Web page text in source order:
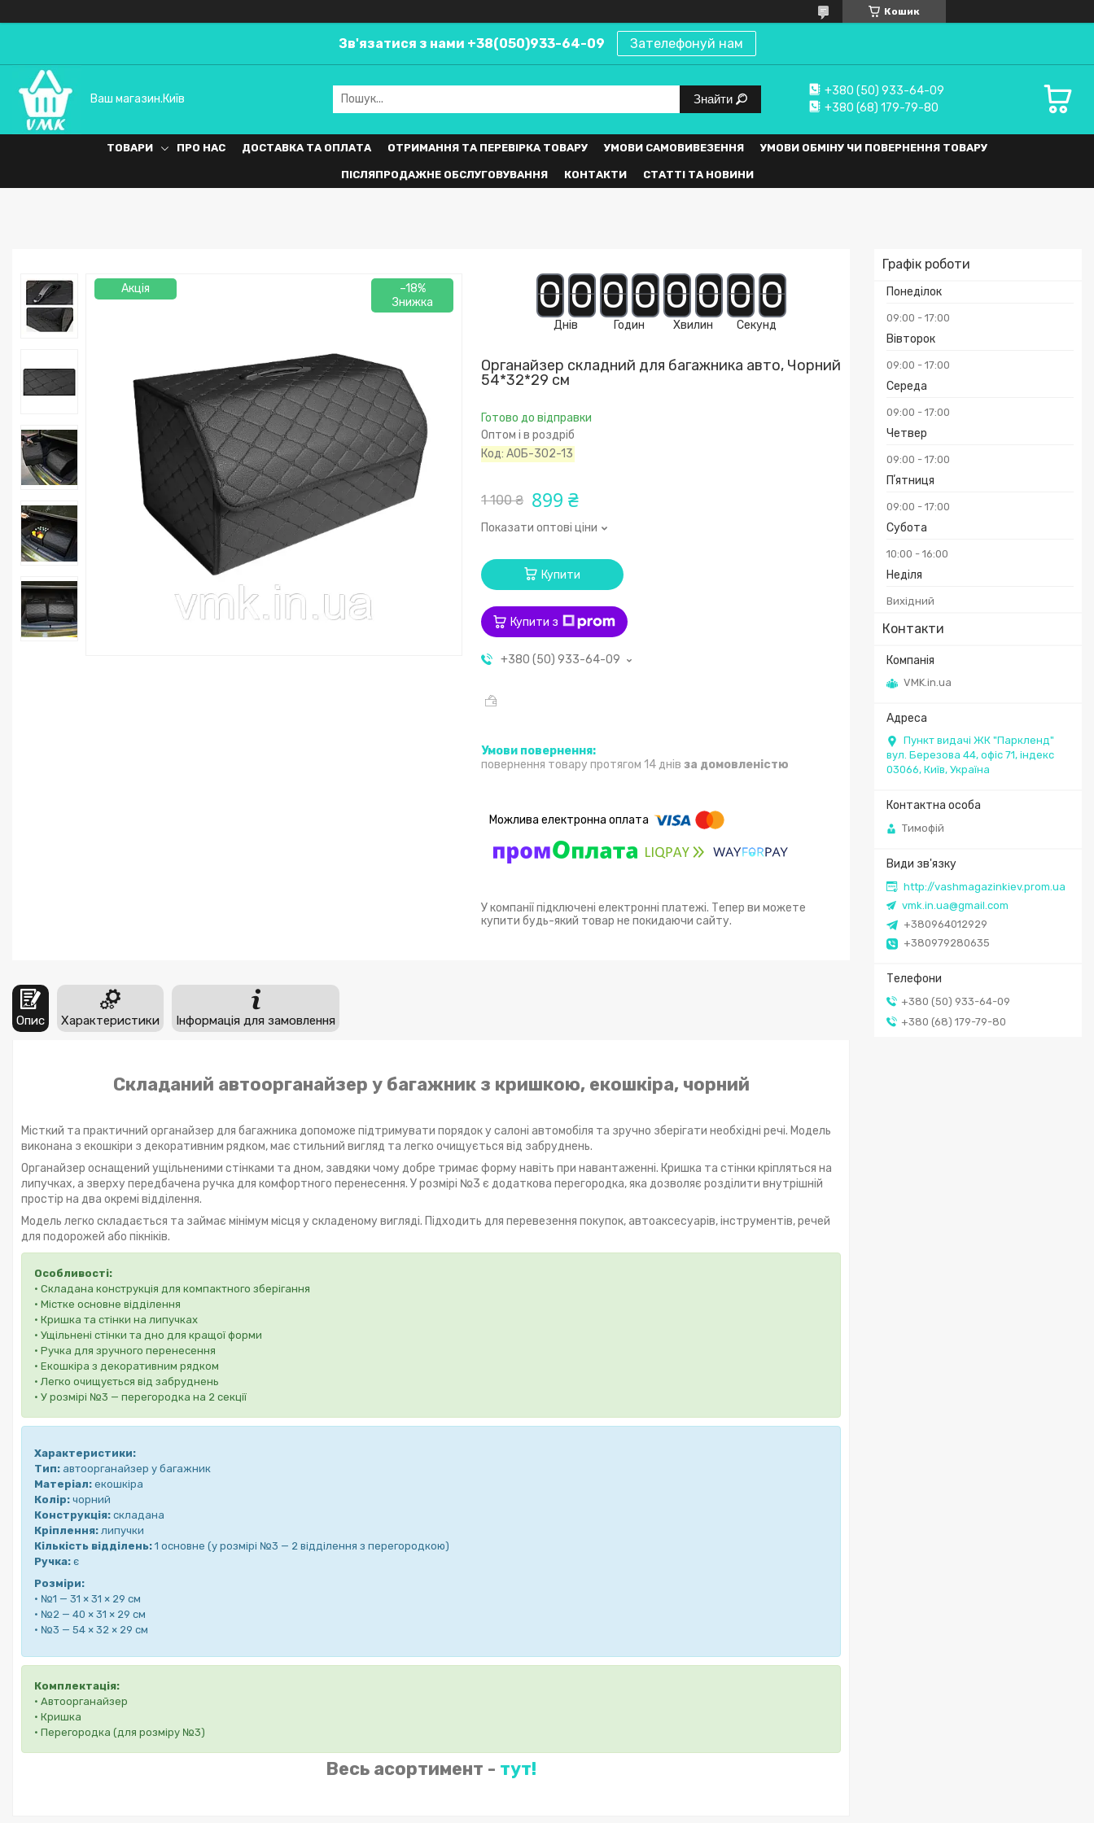
Кошик
Зв'язатися з нами +38(050)933-64-09 Зателефонуй нам
Ваш магазин.Київ Знайти
+380 (50) 933-64-09
+380 (68) 179-79-80
ТОВАРИ ПРО НАС ДОСТАВКА ТА ОПЛАТА ОТРИМАННЯ ТА ПЕРЕВІРКА ТОВАРУ УМОВИ САМОВИВЕЗЕННЯ УМОВИ ОБМІНУ ЧИ ПОВЕРНЕННЯ ТОВАРУ
ПІСЛЯПРОДАЖНЕ ОБСЛУГОВУВАННЯ КОНТАКТИ СТАТТІ ТА НОВИНИ
Графік роботи
Понеділок
09:00 17:00
Вівторок
09:00 17:00
Середа
09:00 17:00
Четвер
09:00 17:00
Пʼятниця
09:00 17:00
Субота
10:00 16:00
Неділя
Вихідний
Контакти
VMK.in.ua
Пункт видачі ЖК "Паркленд"
вул. Березова 44, офіс 71, індекс
03066, Київ, Україна
Тимофій
http://vashmagazinkiev.prom.ua
vmk.in.ua@gmail.com
+380964012929
+380979280635
+380 (50) 933-64-09
+380 (68) 179-79-80
Акція –18% 00
Днів
00
Годин
00
Хвилин
00
Секунд
Органайзер складний для багажника авто, Чорний
54*32*29 см
Готово до відправки
Оптом і в роздріб
Код:АОБ-302-13
1 100 ₴ 899 ₴
Показати оптові ціни
Купити
Купити з
+380 (50) 933-64-09
повернення товару протягом 14 днів за домовленістю
У компанії підключені електронні платежі. Тепер ви можете
купити будь-який товар не покидаючи сайту.
Опис Характеристики Інформація для замовлення
Складаний автоорганайзер у багажник з кришкою, екошкіра, чорний
Місткий та практичний органайзер для багажника допоможе підтримувати порядок у салоні автомобіля та зручно зберігати необхідні речі. Модель
виконана з екошкіри з декоративним рядком, має стильний вигляд та легко очищується від забруднень.
Органайзер оснащений ущільненими стінками та дном, завдяки чому добре тримає форму навіть при навантаженні. Кришка та стінки кріпляться на
липучках, а зверху передбачена ручка для комфортного перенесення. У розмірі №3 є додаткова перегородка, яка дозволяє розділити внутрішній
простір на два окремі відділення.
Модель легко складається та займає мінімум місця у складеному вигляді. Підходить для перевезення покупок, автоаксесуарів, інструментів, речей
для подорожей або пікніків.
Особливості:
• Складана конструкція для компактного зберігання
• Містке основне відділення
• Кришка та стінки на липучках
• Ущільнені стінки та дно для кращої форми
• Ручка для зручного перенесення
• Екошкіра з декоративним рядком
• Легко очищується від забруднень
• У розмірі №3 — перегородка на 2 секції
Характеристики:
Тип: автоорганайзер у багажник
Матеріал: екошкіра
Колір: чорний
Конструкція: складана
Кріплення: липучки
Кількість відділень: 1 основне (у розмірі №3 — 2 відділення з перегородкою)
Ручка: є
Розміри:
• №1 — 31 × 31 × 29 см
• №2 — 40 × 31 × 29 см
• №3 — 54 × 32 × 29 см
Комплектація:
• Автоорганайзер
• Кришка
• Перегородка (для розміру №3)
Весь асортимент - тут!